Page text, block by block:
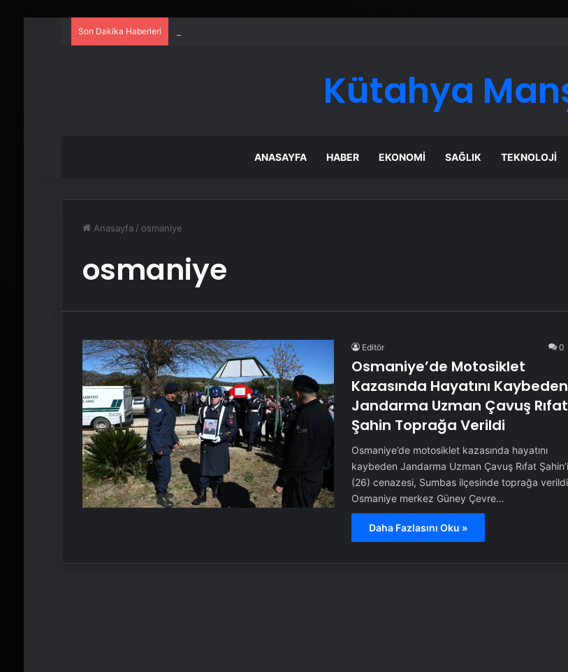
Son Dakika Haberleri
Kütahya
ANASAYFA HABER EKONOMI SAĞLIK TEKNOLOJI
Anasayfa / osmaniye
osmaniye
Editör 0
Osmaniye’de Motosiklet
Kazasında Hayatını Kaybeden
Jandarma Uzman Çavuş Rıfat
Şahin Toprağa Verildi
Osmaniye’de motosiklet kazasında hayatını
kaybeden Jandarma Uzman Çavuş Rıfat
(26) cenazesi, Sumbas ilçesinde toprağa
Osmaniye merkez Güney Çevre…
Daha Fazlasını Oku »